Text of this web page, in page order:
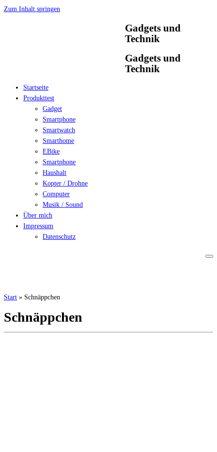
Zum Inhalt springen
Gadgets und
Technik
Gadgets und
Technik
Startseite
Produkttest
Gadget
Smartphone
Smartwatch
Smarthome
EBike
Smartphone
Haushalt
Kopter / Drohne
Computer
Musik / Sound
Über mich
Impressum
Datenschutz
Start » Schnäppchen
Schnäppchen